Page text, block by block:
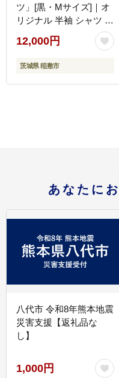
ツ」[黒・Mサイズ]｜オ
リジナル 半袖 シャツ イ
ラスト プリント アパレ
ル かわいい [1591]
12,000円
茨城県 稲敷市
あなたに
八代市 令和8年熊本地震
災害支援【返礼品な
し】
1,000円